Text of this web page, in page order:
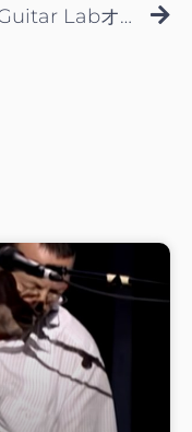
Soul Guitar Labオンライン忘年会！